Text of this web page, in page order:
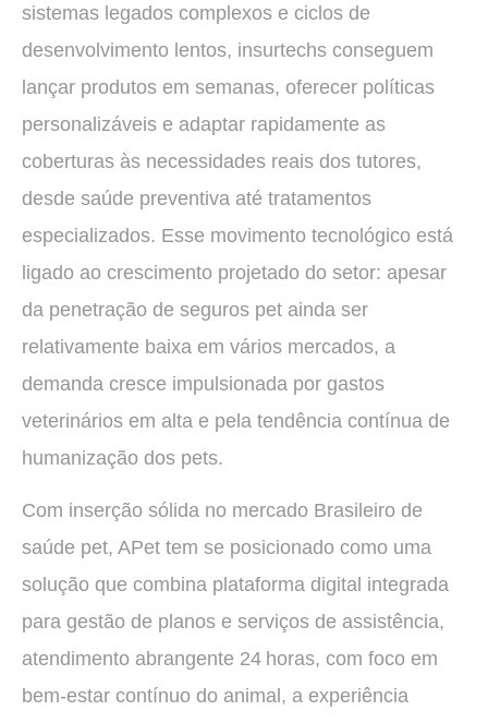
sistemas legados complexos e ciclos de
desenvolvimento lentos, insurtechs conseguem
lançar produtos em semanas, oferecer políticas
personalizáveis e adaptar rapidamente as
coberturas às necessidades reais dos tutores,
desde saúde preventiva até tratamentos
especializados. Esse movimento tecnológico está
ligado ao crescimento projetado do setor: apesar
da penetração de seguros pet ainda ser
relativamente baixa em vários mercados, a
demanda cresce impulsionada por gastos
veterinários em alta e pela tendência contínua de
humanização dos pets.
Com inserção sólida no mercado Brasileiro de
saúde pet, APet tem se posicionado como uma
solução que combina plataforma digital integrada
para gestão de planos e serviços de assistência,
atendimento abrangente 24 horas, com foco em
bem‑estar contínuo do animal, a experiência